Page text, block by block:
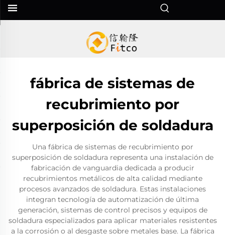
fábrica de sistemas de
recubrimiento por
superposición de soldadura
Una fábrica de sistemas de recubrimiento por
superposición de soldadura representa una instalación de
fabricación de vanguardia dedicada a producir
recubrimientos metálicos de alta calidad mediante
procesos avanzados de soldadura. Estas instalaciones
integran tecnología de automatización de última
generación, sistemas de control precisos y equipos de
soldadura especializados para aplicar materiales resistentes
a la corrosión o al desgaste sobre metales base. La fábrica